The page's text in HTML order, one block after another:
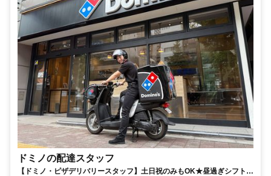
ドミノの配達スタッフ
【ドミノ・ピザデリバリースタッフ】土日祝のみもOK★昼過ぎシフトで